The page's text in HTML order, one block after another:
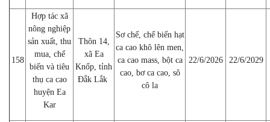
158
Hợp tác xã
nông nghiệp
sản xuất, thu
mua, chế
biến và tiêu
thụ ca cao
huyện Ea
Kar
Thôn 14,
xã Ea
Knốp, tỉnh
Đắk Lắk
Sơ chế, chế biến hạt
ca cao khô lên men,
ca cao mass, bột ca
cao, bơ ca cao, sô
cô la
22/6/2026 22/6/2029